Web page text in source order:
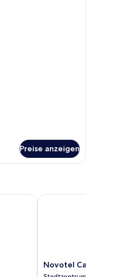
Preise anzeigen
Novotel
Canberra
Novotel Canberra
Novotel Canberra